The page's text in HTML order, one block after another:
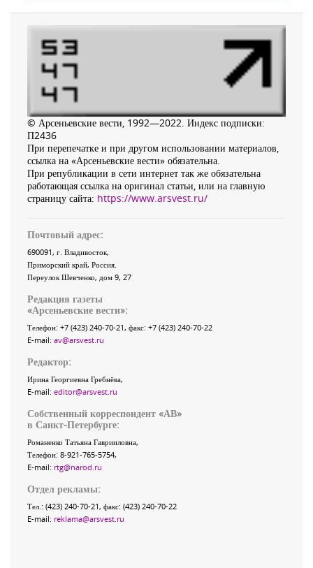
© Арсеньевские вести, 1992—2022. Индекс подписки:
П2436
При перепечатке и при другом использовании материалов,
ссылка на «Арсеньевские вести» обязательна.
При републикации в сети интернет так же обязательна
работающая ссылка на оригинал статьи, или на главную
страницу сайта: https://www.arsvest.ru/
Почтовый адрес:
690091, г. Владивосток,
Приморский край, Россия
Переулок Шевченко, дом 9, 27
Редакция газеты
«Арсеньевские вести»:
Телефон: +7 (423) 240-70-21, факс: +7 (423) 240-70-22
E-mail: av@arsvest.ru
Редактор:
Ирина Георгиевна Гребнёва,
E-mail: editor@arsvest.ru
Собственный корреспондент «АВ»
в Санкт-Петербурге:
Романенко Татьяна Гаврииловна,
Телефон: 8-921-765-5754,
E-mail: rtg@narod.ru
Отдел рекламы:
Тел.: (423) 240-70-21, факс: (423) 240-70-22
E-mail: reklama@arsvest.ru